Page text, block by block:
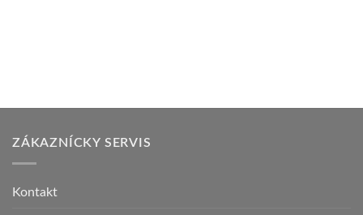
ZÁKAZNÍCKY SERVIS
Kontakt